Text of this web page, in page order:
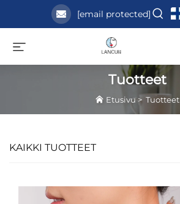
[email protected]
Tuotteet
Etusivu> Tuotteet
KAIKKI TUOTTEET